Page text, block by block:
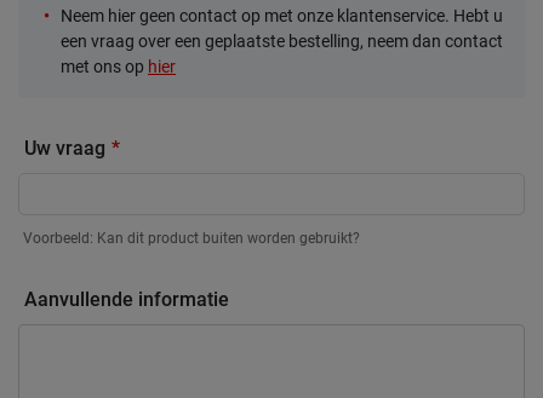
Neem hier geen contact op met onze klantenservice. Hebt u
een vraag over een geplaatste bestelling, neem dan contact
met ons op hier
Uw vraag
Voorbeeld: Kan dit product buiten worden gebruikt?
Aanvullende informatie